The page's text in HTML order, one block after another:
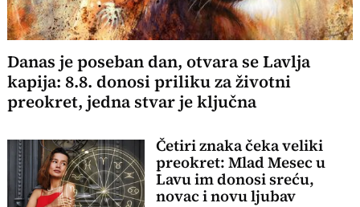
Danas je poseban dan, otvara se Lavlja
kapija: 8.8. donosi priliku za životni
preokret, jedna stvar je ključna
Četiri znaka čeka veliki
preokret: Mlad Mesec u
Lavu im donosi sreću,
novac i novu ljubav